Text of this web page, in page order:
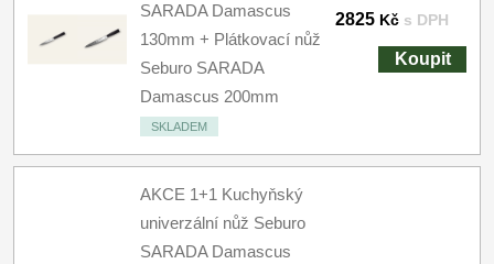
SARADA Damascus
130mm + Plátkovací nůž
Seburo SARADA
Damascus 200mm
SKLADEM
2825 Kč s DPH
Koupit
AKCE 1+1 Kuchyňský
univerzální nůž Seburo
SARADA Damascus